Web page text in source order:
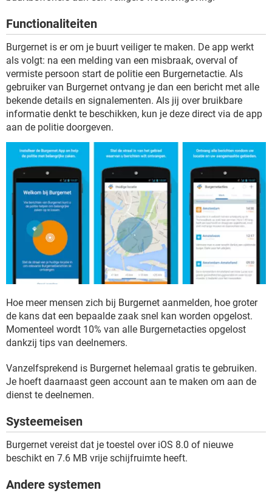
Functionaliteiten
Burgernet is er om je buurt veiliger te maken. De app werkt
als volgt: na een melding van een misbraak, overval of
vermiste persoon start de politie een Burgernetactie. Als
gebruiker van Burgernet ontvang je dan een bericht met alle
bekende details en signalementen. Als jij over bruikbare
informatie denkt te beschikken, kun je deze direct via de app
aan de politie doorgeven.
Hoe meer mensen zich bij Burgernet aanmelden, hoe groter
de kans dat een bepaalde zaak snel kan worden opgelost.
Momenteel wordt 10% van alle Burgernetacties opgelost
dankzij tips van deelnemers.
Vanzelfsprekend is Burgernet helemaal gratis te gebruiken.
Je hoeft daarnaast geen account aan te maken om aan de
dienst te deelnemen.
Systeemeisen
Burgernet vereist dat je toestel over iOS 8.0 of nieuwe
beschikt en 7.6 MB vrije schijfruimte heeft.
Andere systemen